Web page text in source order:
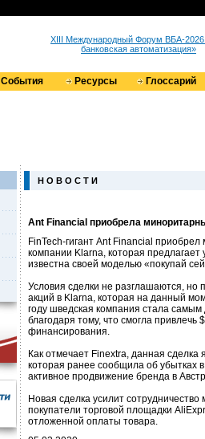
XIII Международный Форум ВБА-
банковская автоматизация»
События Ресурсы Глоссарий
Н О В О С Т И
Ant Financial приобрела
FinTech-гигант Ant Financial
компании Klarna, которая предлагает
известна своей моделью «покупай
Условия сделки не разглашаются,
акций в Klarna, которая на данный
году шведская компания стала
благодаря тому, что смогла
финансирования.
Как отмечает Finextra, данная
которая ранее сообщила об убытках
активное продвижение бренда в
Новая сделка усилит
покупатели торговой площадки
отложенной оплаты товара.